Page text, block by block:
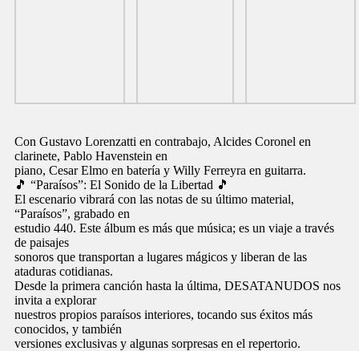
Con Gustavo Lorenzatti en contrabajo, Alcides Coronel en
clarinete, Pablo Havenstein en
piano, Cesar Elmo en batería y Willy Ferreyra en guitarra.
🎵 “Paraísos”: El Sonido de la Libertad 🎵
El escenario vibrará con las notas de su último material,
“Paraísos”, grabado en
estudio 440. Este álbum es más que música; es un viaje a través
de paisajes
sonoros que transportan a lugares mágicos y liberan de las
ataduras cotidianas.
Desde la primera canción hasta la última, DESATANUDOS nos
invita a explorar
nuestros propios paraísos interiores, tocando sus éxitos más
conocidos, y también
versiones exclusivas y algunas sorpresas en el repertorio.